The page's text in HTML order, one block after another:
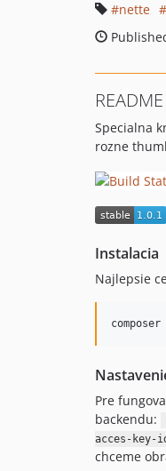
nette
README
Specialna
rozne
Instalacia
Najlepsie
Pre
backendu:
acces-key-
chceme